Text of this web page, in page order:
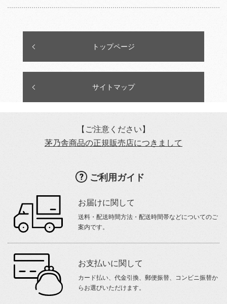
トップページ
サイトマップ
【ご注意ください】
茅乃舎商品の正規販売店につきまして
ご利用ガイド
お届けに関して
送料・配送時間方法・配送時間帯などについてのご
案内です。
お支払いに関して
カード払い、代金引換、郵便振替、コンビニ振替か
らお選びいただけます。